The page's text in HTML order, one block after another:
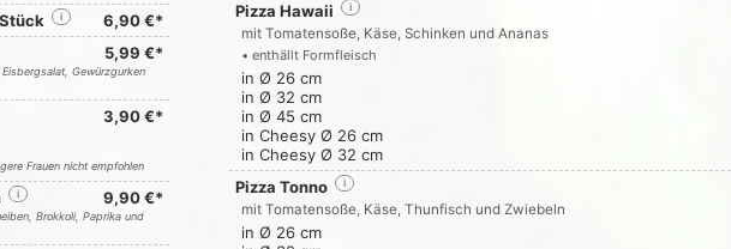
i
6,90 €*
5,99 €*
Gewürzgurken
3,90 €*
Frauen nicht empfohlen
i 9,90 €*
Brokkoli, Paprika und
Pizza Hawaii
i
mit Tomatensoße, Käse, Schinken und Ananas
• enthällt Formfleisch
in Ø 26 cm
in Ø 32 cm
in Ø 45 cm
in Cheesy Ø 26 cm
in Cheesy Ø 32 cm
Pizza Tonno
i
mit Tomatensoße, Käse, Thunfisch und Zwiebeln
in Ø 26 cm